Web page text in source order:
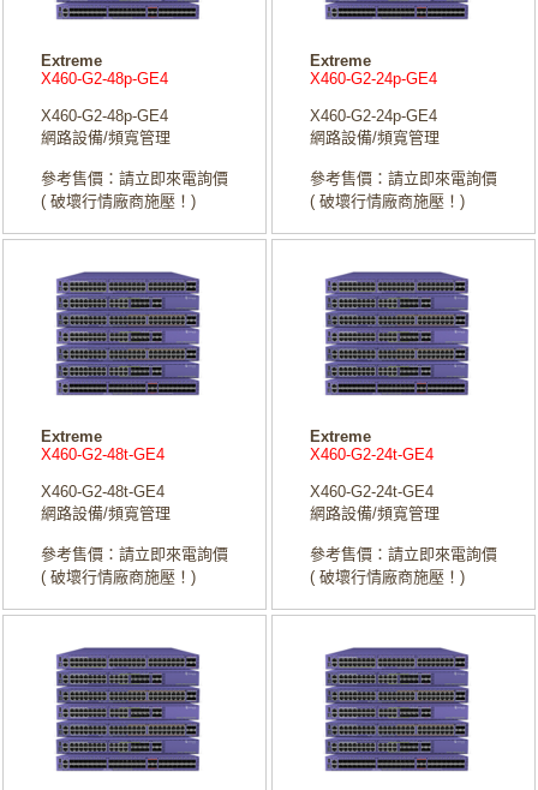
Extreme
X460-G2-48p-GE4
X460-G2-48p-GE4
網路設備/頻寬管理
參考售價：請立即來電詢價
( 破壞行情廠商施壓！)
Extreme
X460-G2-24p-GE4
X460-G2-24p-GE4
網路設備/頻寬管理
參考售價：請立即來電詢價
( 破壞行情廠商施壓！)
Extreme
X460-G2-48t-GE4
X460-G2-48t-GE4
網路設備/頻寬管理
參考售價：請立即來電詢價
( 破壞行情廠商施壓！)
Extreme
X460-G2-24t-GE4
X460-G2-24t-GE4
網路設備/頻寬管理
參考售價：請立即來電詢價
( 破壞行情廠商施壓！)